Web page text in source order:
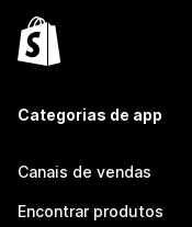
Categorias de app
Canais de vendas
Encontrar produtos